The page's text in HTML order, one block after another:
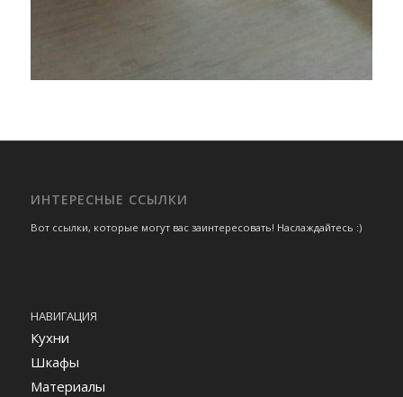
ИНТЕРЕСНЫЕ ССЫЛКИ
Вот ссылки, которые могут вас заинтересовать! Наслаждайтесь :)
НАВИГАЦИЯ
Кухни
Шкафы
Материалы